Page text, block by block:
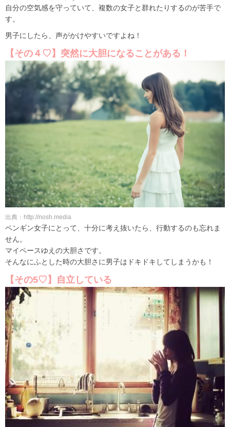
自分の空気感を守っていて、複数の女子と群れたりするのが苦手で
す。
男子にしたら、声がかけやすいですよね！
【その４♡】突然に大胆になることがある！
出典：http://nosh.media
ペンギン女子にとって、十分に考え抜いたら、行動するのも忘れま
せん。
マイペースゆえの大胆さです。
そんなにふとした時の大胆さに男子はドキドキしてしまうかも！
【その5♡】自立している